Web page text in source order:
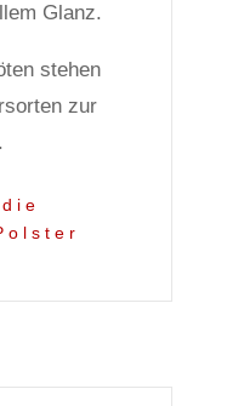
Glanz.
stehen
zur